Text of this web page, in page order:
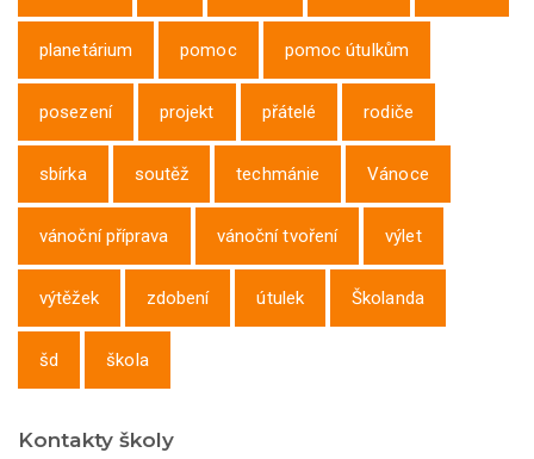
planetárium pomoc pomoc útulkům
posezení projekt přátelé rodiče
sbírka soutěž techmánie Vánoce
vánoční příprava vánoční tvoření výlet
výtěžek zdobení útulek Školanda
šd škola
Kontakty školy